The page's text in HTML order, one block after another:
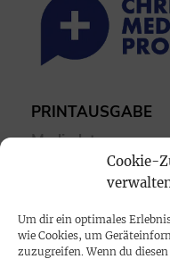
Cookie-
Um dir ein optimales
wie Cookies, um
zuzugreifen. Wenn du
PRINTAUSGABE
Mediadaten
PROKOMPAKT
Impressum